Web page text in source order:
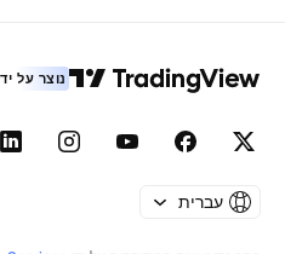
נוצר על
עברית